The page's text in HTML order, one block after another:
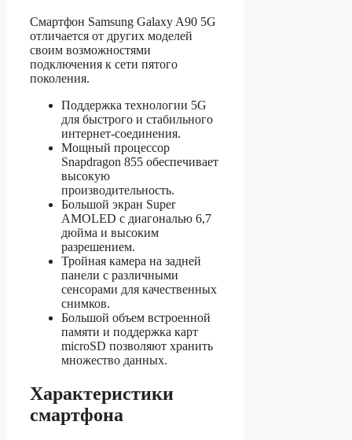
Смартфон Samsung Galaxy A90 5G
отличается от других моделей
своим возможностями
подключения к сети пятого
поколения.
Поддержка технологии 5G
для быстрого и стабильного
интернет-соединения.
Мощный процессор
Snapdragon 855 обеспечивает
высокую
производительность.
Большой экран Super
AMOLED с диагональю 6,7
дюйма и высоким
разрешением.
Тройная камера на задней
панели с различными
сенсорами для качественных
снимков.
Большой объем встроенной
памяти и поддержка карт
microSD позволяют хранить
множество данных.
Характеристики
смартфона